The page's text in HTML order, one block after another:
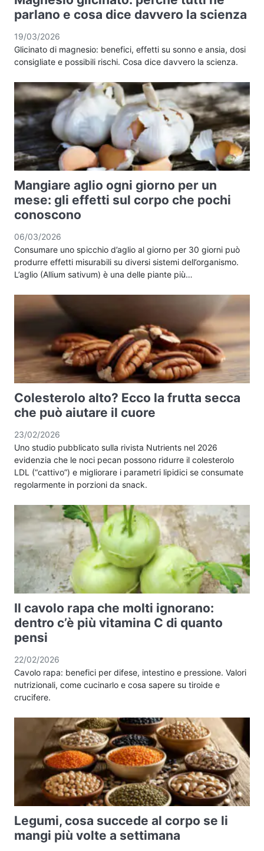
parlano e cosa dice davvero la scienza
19/03/2026
Glicinato di magnesio: benefici, effetti su sonno e ansia, dosi
consigliate e possibili rischi. Cosa dice davvero la scienza.
Mangiare aglio ogni giorno per un
mese: gli effetti sul corpo che pochi
conoscono
06/03/2026
Consumare uno spicchio d’aglio al giorno per 30 giorni può
produrre effetti misurabili su diversi sistemi dell’organismo.
L’aglio (Allium sativum) è una delle piante più…
Colesterolo alto? Ecco la frutta secca
che può aiutare il cuore
23/02/2026
Uno studio pubblicato sulla rivista Nutrients nel 2026
evidenzia che le noci pecan possono ridurre il colesterolo
LDL (“cattivo”) e migliorare i parametri lipidici se consumate
regolarmente in porzioni da snack.
Il cavolo rapa che molti ignorano:
dentro c’è più vitamina C di quanto
pensi
22/02/2026
Cavolo rapa: benefici per difese, intestino e pressione. Valori
nutrizionali, come cucinarlo e cosa sapere su tiroide e
crucifere.
Legumi, cosa succede al corpo se li
mangi più volte a settimana